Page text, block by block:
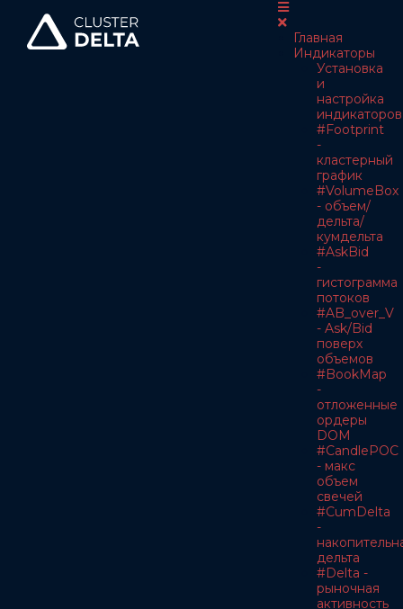
Главная
Индикаторы
Установка
и
настройка
индикаторов
#Footprint
-
кластерный
график
#VolumeBox
- объем/
дельта/
кумдельта
#AskBid
-
гистограмма
потоков
#AB_over_V
- Ask/Bid
поверх
объемов
#BookMap
-
отложенные
ордеры
DOM
#CandlePOC
- макс
объем
свечей
#CumDelta
-
дельта
#Delta -
рыночная
активность